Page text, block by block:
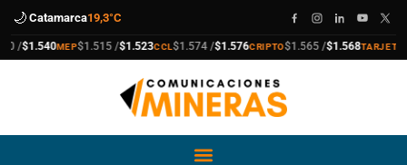
🌙 Catamarca19,3°C
$1.540MEP
compra$1.515 /
venta $1.523CCL
compra$1.574 /
venta $1.576CRIPTO
compra$1.565 /
venta $1.568TARJETA
compra
venta